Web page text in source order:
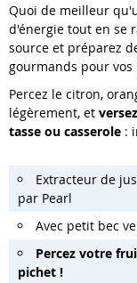
Quoi de meilleur
d'énergie tout en se
source et préparez
gourmands pour vos
Percez le citron,
légèrement, et
tasse ou casserole :
Extracteur de
par Pearl
Avec petit bec
Percez votre
pichet !